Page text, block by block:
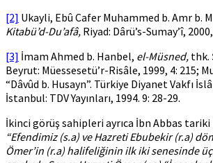
[2] Ukayli, Ebû Cafer Muhammed b. Amr b.
Kitabü’d-Du’afâ, Riyad: Dârü’s-Sumay’î,
[3] İmam Ahmed b. Hanbel, el-Müsned, thk.
Beyrut: Müessesetü’r-Risâle, 1999, 4: 215;
“Dâvûd b. Husayn”. Türkiye Diyanet Vakfı
İstanbul: TDV Yayınları, 1994. 9: 28-29.
İkinci görüş sahipleri ayrıca İbn Abbas
“Efendimiz (s.a) ve Hazreti Ebubekir (r.a)
Ömer’in (r.a) halifeliğinin ilk iki senesinde